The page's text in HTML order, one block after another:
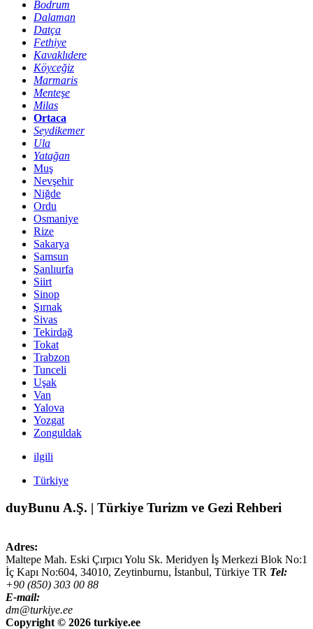
Bodrum
Dalaman
Datça
Fethiye
Kavaklıdere
Köyceğiz
Marmaris
Menteşe
Milas
Ortaca
Seydikemer
Ula
Yatağan
Muş
Nevşehir
Niğde
Ordu
Osmaniye
Rize
Sakarya
Samsun
Şanlıurfa
Siirt
Sinop
Şırnak
Sivas
Tekirdağ
Tokat
Trabzon
Tunceli
Uşak
Van
Yalova
Yozgat
Zonguldak
ilgili
Türkiye
duyBunu A.Ş. | Türkiye Turizm ve Gezi Rehberi
Adres:
Maltepe Mah. Eski Çırpıcı Yolu Sk. Meridyen İş Merkezi Blok No:1
İç Kapı No:604, 34010, Zeytinburnu, İstanbul, Türkiye TR Tel:
+90 (850) 303 00 88
E-mail:
dm@turkiye.ee
Copyright © 2026 turkiye.ee